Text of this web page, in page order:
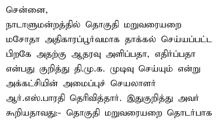
சென்னை,
நாடாளுமன்றத்தில் தொகுதி மறுவரையறை
மசோதா அதிகாரப்பூர்வமாக தாக்கல் செய்யப்பட்ட
பிறகே அதற்கு ஆதரவு அளிப்பதா, எதிர்ப்பதா
என்பது குறித்து தி.மு.க. முடிவு செய்யும் என்று
அக்கட்சியின் அமைப்புச் செயலாளர்
ஆர்.எஸ்.பாரதி தெரிவித்தார். இதுகுறித்து அவர்
கூறியதாவது:- தொகுதி மறுவரையறை தொடர்பாக